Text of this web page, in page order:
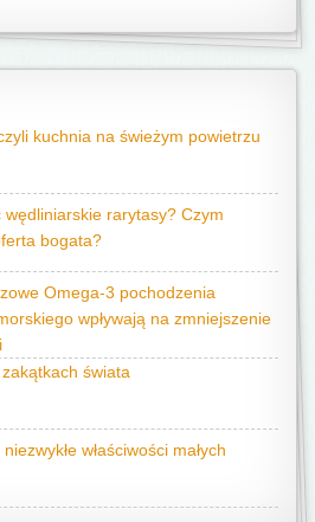
kuchnia na świeżym powietrzu
wędliniarskie rarytasy? Czym
bogata?
Omega-3 pochodzenia
wpływają na zmniejszenie
świata
właściwości małych